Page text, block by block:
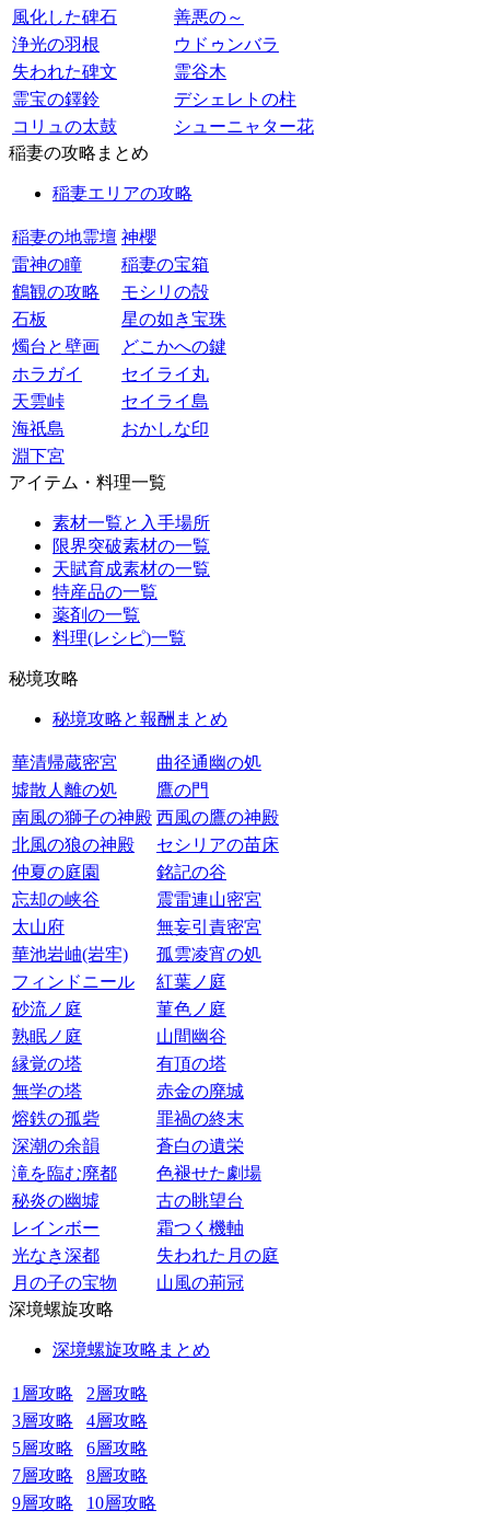
風化した碑石
善悪の～
浄光の羽根
ウドゥンバラ
失われた碑文
霊谷木
霊宝の鐸鈴
デシェレトの柱
コリュの太鼓
シューニャター花
稲妻の攻略まとめ
稲妻エリアの攻略
稲妻の地霊壇 神櫻
雷神の瞳
稲妻の宝箱
鶴観の攻略
モシリの殻
石板
星の如き宝珠
燭台と壁画
どこかへの鍵
ホラガイ
セイライ丸
天雲峠
セイライ島
海祇島
おかしな印
淵下宮
アイテム・料理一覧
素材一覧と入手場所
限界突破素材の一覧
天賦育成素材の一覧
特産品の一覧
薬剤の一覧
料理(レシピ)一覧
秘境攻略
秘境攻略と報酬まとめ
華清帰蔵密宮
曲径通幽の処
墟散人離の処
鷹の門
南風の獅子の神殿 西風の鷹の神殿
北風の狼の神殿
セシリアの苗床
仲夏の庭園
銘記の谷
忘却の峡谷
震雷連山密宮
太山府
無妄引責密宮
華池岩岫(岩牢)
孤雲凌宵の処
フィンドニール
紅葉ノ庭
砂流ノ庭
菫色ノ庭
熟眠ノ庭
山間幽谷
縁覚の塔
有頂の塔
無学の塔
赤金の廃城
熔鉄の孤砦
罪禍の終末
深潮の余韻
蒼白の遺栄
滝を臨む廃都
色褪せた劇場
秘炎の幽墟
古の眺望台
レインボー
霜つく機軸
光なき深都
失われた月の庭
月の子の宝物
山風の荊冠
深境螺旋攻略
深境螺旋攻略まとめ
1層攻略
2層攻略
3層攻略
4層攻略
5層攻略
6層攻略
7層攻略
8層攻略
9層攻略
10層攻略